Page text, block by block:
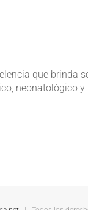
que brinda
neonatológico